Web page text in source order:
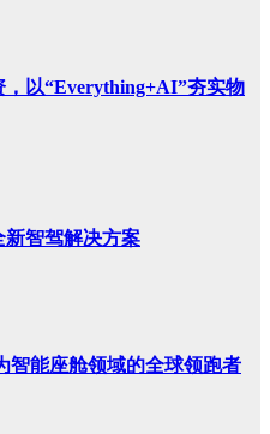
以“Everything+AI”夯实物
智驾解决方案
智能座舱领域的全球领跑者